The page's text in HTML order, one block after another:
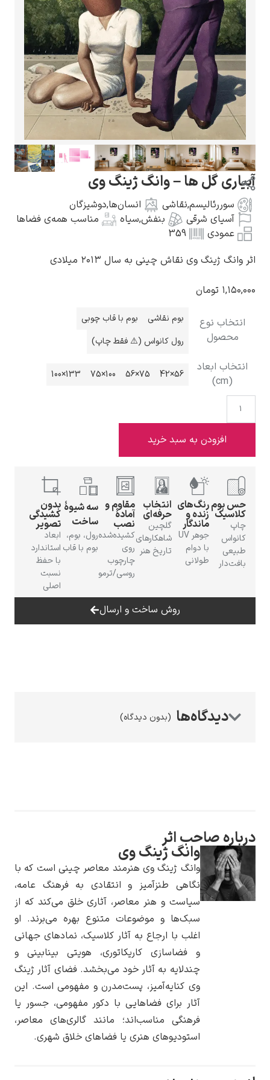
گوستاو کلیمت
ادوارد مونک
کامی پیسارو
ادوارد هاپر
ادگار دگا
لودویگ دویچ
یوهانس فرمیر
گل ها – وانگ ژینگ وی
,نقاشی انسان‌ها, دوشیزگان
شرقی
بنفش,سیاه
مناسب همه‌ی فضاها
359
وی نقاش چینی به سال ۲۰۱۳ میلادی
بوم نقاشی
بوم با قاب چوبی
رول کانواس (⚠️ فقط چاپ)
56×42
100×75
133×100
به سبد خرید
رنگ‌های
زنده و
ماندگار
جوهر UV
با دوام
طولانی
انتخاب
حرفه‌ای
گلچین
شاهکارهای
تاریخ هنر
مقاوم و
آمادهٔ
نصب
کشیده‌شده
روی
چارچوب
سه شیوهٔ
ساخت
رول، بوم،
بوم با قاب
بدون
کشیدگی
تصویر
ابعاد
استاندارد
با حفظ
نسبت
روش ساخت و ارسال
(بدون دیدگاه)
اثر
وانگ ژینگ وی
وانگ ژینگ وی هنرمند معاصر چینی است که با
نگاهی طنزآمیز و انتقادی به فرهنگ عامه،
سیاست و هنر معاصر، آثاری خلق می‌کند که از
سبک‌ها و موضوعات متنوع بهره می‌برند. او
اغلب با ارجاع به آثار کلاسیک، نمادهای جهانی
و فضاسازی کاریکاتوری، هویتی بینابینی و
چندلایه به آثار خود می‌بخشد. فضای آثار ژینگ
وی کنایه‌آمیز، پست‌مدرن و مفهومی است. این
آثار برای فضاهایی با دکور مفهومی، جسور یا
فرهنگی مناسب‌اند؛ مانند گالری‌های معاصر،
استودیوهای هنری یا فضاهای خلاق شهری.